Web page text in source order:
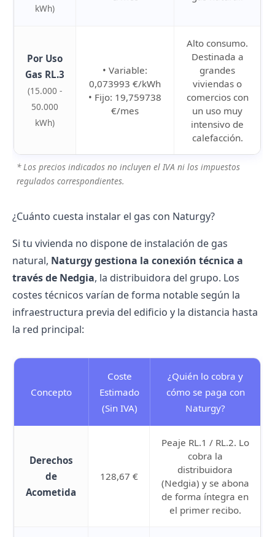
kWh)
Por Uso
Gas RL.3
(15.000 -
50.000
kWh)
• Variable:
0,073993 €/kWh
• Fijo: 19,759738
€/mes
Alto consumo.
Destinada a
grandes
viviendas o
comercios con
un uso muy
intensivo de
calefacción.
* Los precios indicados no incluyen el IVA ni los impuestos
regulados correspondientes.
¿Cuánto cuesta instalar el gas con Naturgy?
Si tu vivienda no dispone de instalación de gas
natural, Naturgy gestiona la conexión técnica a
través de Nedgia, la distribuidora del grupo. Los
costes técnicos varían de forma notable según la
infraestructura previa del edificio y la distancia hasta
la red principal:
Concepto
Coste
Estimado
(Sin IVA)
¿Quién lo cobra y
cómo se paga con
Naturgy?
Derechos
de
Acometida
128,67 €
Peaje RL.1 / RL.2. Lo
cobra la
distribuidora
(Nedgia) y se abona
de forma íntegra en
el primer recibo.